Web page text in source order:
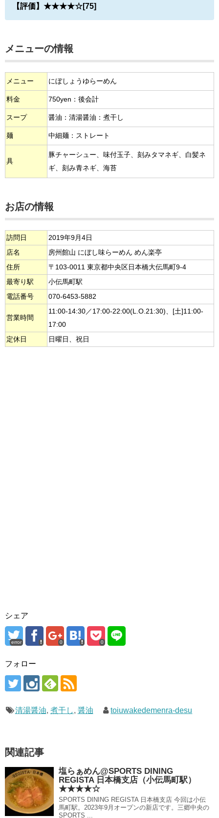
【評価】★★★★☆[75]
メニューの情報
メニュー にぼしょうゆらーめん
料金 750yen：後会計
スープ 醤油：清湯醤油：煮干し
麺 中細麺：ストレート
具
豚チャーシュー、味付玉子、刻みタマネギ、白髪ネ
ギ、刻み青ネギ、海苔
お店の情報
訪問日
2019年9月4日
店名
房州館山 にぼし味らーめん めん楽亭
住所
〒103-0011 東京都中央区日本橋大伝馬町9-4
最寄り駅
小伝馬町駅
電話番号
070-6453-5882
営業時間
11:00-14:30／17:00-22:00(L.O.21:30)、[土]11:00-
17:00
定休日
日曜日、祝日
シェア
error 0 0
フォロー
清湯醤油, 煮干し, 醤油 toiuwakedemenra-desu
関連記事
塩らぁめん@SPORTS DINING
REGISTA 日本橋支店（小伝馬町駅）
★★★★☆
SPORTS DINING REGISTA 日本橋支店 今回は小伝
馬町駅。2023年9月オープンの新店です。三郷中央の
SPORTS ...